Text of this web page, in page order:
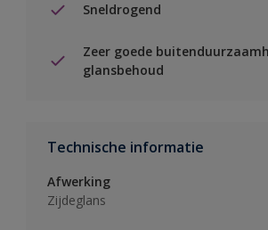
Sneldrogend
Zeer goede
glansbehoud
Technische informatie
Afwerking
Zijdeglans